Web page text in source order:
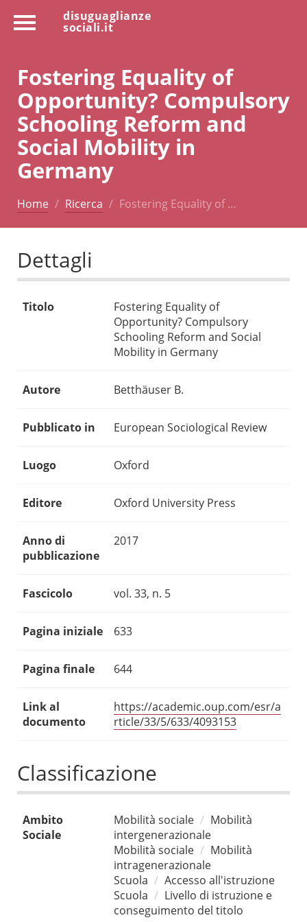
disuguaglianze
sociali.it
Fostering Equality of
Opportunity? Compulsory
Schooling Reform and
Social Mobility in
Germany
Home Ricerca Fostering Equality of …
Dettagli
Titolo
Fostering Equality of
Opportunity? Compulsory
Schooling Reform and Social
Mobility in Germany
Autore Betthäuser B.
Pubblicato in European Sociological Review
Luogo Oxford
Editore Oxford University Press
Anno di
pubblicazione
2017
Fascicolo vol. 33, n. 5
Pagina iniziale 633
Pagina finale 644
Link al
documento
https://academic.oup.com/esr/a
rticle/33/5/633/4093153
Classificazione
Ambito
Sociale
Mobilità sociale
Mobilità
intergenerazionale
Mobilità sociale
Mobilità
intragenerazionale
Scuola
Accesso all'istruzione
Scuola
Livello di istruzione e
conseguimento del titolo